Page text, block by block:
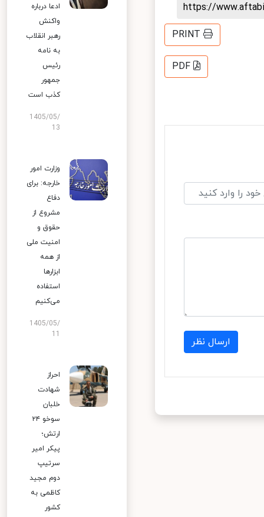
https://
PRINT
PDF
ارسال نظر
ادعا درباره
واکنش
رهبر انقلاب
به نامه
رئیس
جمهور
کذب است
1405/05/
13
وزارت امور
خارجه: برای
دفاع
مشروع از
حقوق و
امنیت ملی
از همه
ابزارها
استفاده
می‌کنیم
1405/05/
احراز
شهادت
خلبان
سوخو ۲۴
ارتش؛
پیکر امیر
سرتیپ
دوم مجید
کاظمی به
کشور